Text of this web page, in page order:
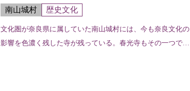
南山城村 歴史文化
文化圏が奈良県に属していた南山城村には、今も奈良文化の
影響を色濃く残した寺が残っている。春光寺もその一つで、